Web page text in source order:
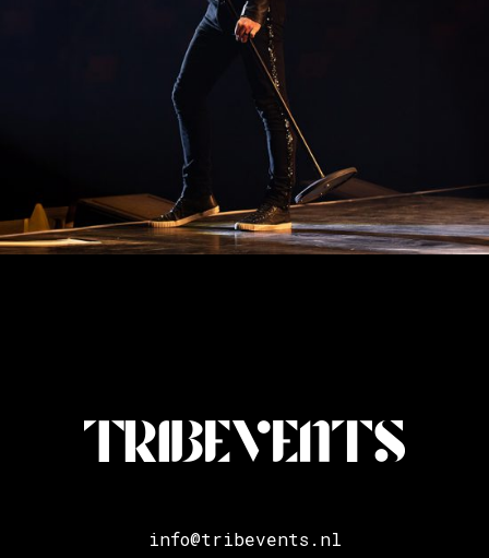
info@tribevents.nl